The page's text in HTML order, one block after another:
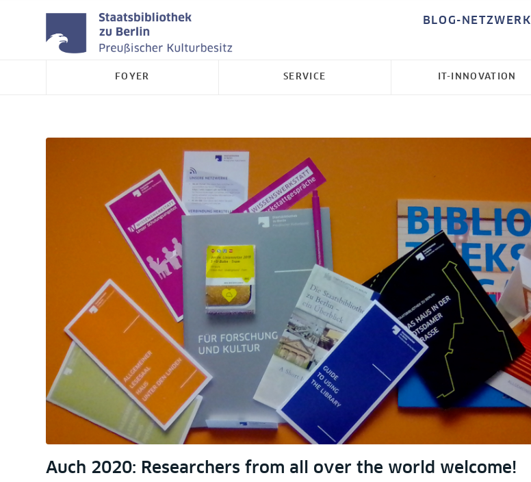
BLOG-
FOYER SERVICE IT-INNOVATION
Auch 2020: Researchers from all over the world welcome!